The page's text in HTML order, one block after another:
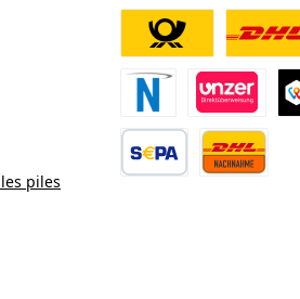
piles
Paiement Novalnet
Virement direct
Deutsche PostDHL